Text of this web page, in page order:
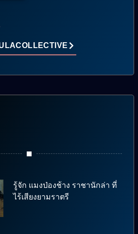
รู้จัก แมงป่องช้าง ราชานักล่า ที่
ไร้เสียงยามราตรี